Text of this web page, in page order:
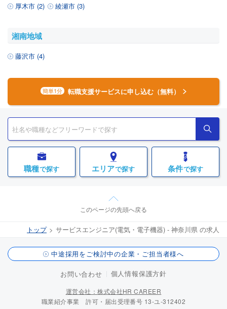
厚木市 (2) 綾瀬市 (3)
湘南地域
藤沢市 (4)
簡単1分 転職支援サービスに申し込む（無料）
職種で探す エリアで探す 条件で探す
このページの先頭へ戻る
トップ サービスエンジニア(電気・電子機器) - 神奈川県 の求人
中途採用をご検討中の企業・ご担当者様へ
お問い合わせ 個人情報保護方針
運営会社：株式会社HR CAREER
職業紹介事業 許可・届出受理番号 13-ユ-312402